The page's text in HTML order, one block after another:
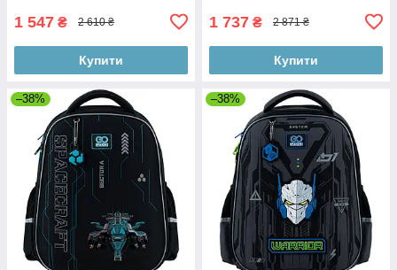
1 547 ₴ 2 610 ₴
Купити
1 737 ₴ 2 871 ₴
Купити
–38% –38%